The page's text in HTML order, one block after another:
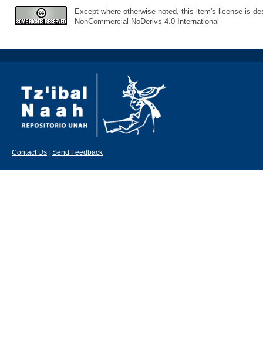
Except where otherwise noted, this item's license is
NonCommercial-NoDerivs 4.0 International
Contact Us Send Feedback